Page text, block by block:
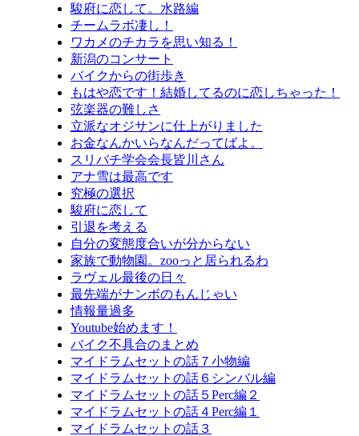
駿府に恋して。水路編
チームラボ凄し！
ワカメのチカラを思い知る！
新潟のコンサート
バイクからの街歩き
もはや恋です！結婚してるのに恋しちゃった！
弦楽器の難しさ
立派なオジサンに仕上がりました
お金なんかいらなんだってばよ。
スリバチ学会会長皆川さん
アナ雪は最高です
究極の選択
駿府に恋して
引退を考える
自分の変態度合いが分からない
家族で動物園。zooっと居られるわ
ラヴェル最後の日々
最先端がナンボのもんじゃい
情報量過多
Youtube始めます！
バイク不具合のまとめ
マイドラムセットの話７小物編
マイドラムセットの話６シンバル編
マイドラムセットの話５Perc編２
マイドラムセットの話４Perc編１
マイドラムセットの話３